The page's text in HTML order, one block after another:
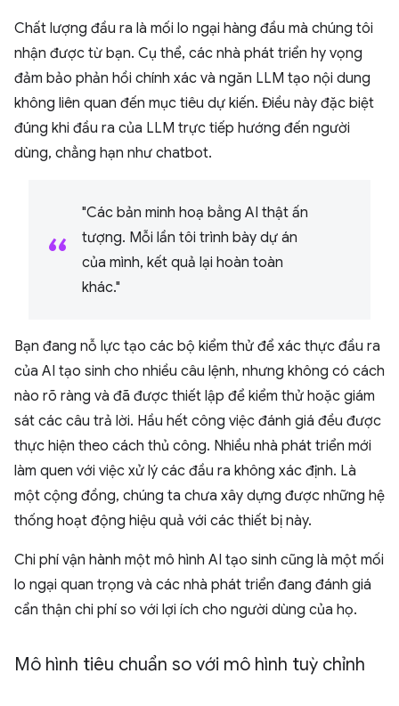
Chất lượng đầu ra là mối lo ngại hàng đầu mà chúng tôi
nhận được từ bạn. Cụ thể, các nhà phát triển hy vọng
đảm bảo phản hồi chính xác và ngăn LLM tạo nội dung
không liên quan đến mục tiêu dự kiến. Điều này đặc biệt
đúng khi đầu ra của LLM trực tiếp hướng đến người
dùng, chẳng hạn như chatbot.
"Các bản minh hoạ bằng AI thật ấn
tượng. Mỗi lần tôi trình bày dự án
của mình, kết quả lại hoàn toàn
khác."
Bạn đang nỗ lực tạo các bộ kiểm thử để xác thực đầu ra
của AI tạo sinh cho nhiều câu lệnh, nhưng không có cách
nào rõ ràng và đã được thiết lập để kiểm thử hoặc giám
sát các câu trả lời. Hầu hết công việc đánh giá đều được
thực hiện theo cách thủ công. Nhiều nhà phát triển mới
làm quen với việc xử lý các đầu ra không xác định. Là
một cộng đồng, chúng ta chưa xây dựng được những hệ
thống hoạt động hiệu quả với các thiết bị này.
Chi phí vận hành một mô hình AI tạo sinh cũng là một mối
lo ngại quan trọng và các nhà phát triển đang đánh giá
cẩn thận chi phí so với lợi ích cho người dùng của họ.
Mô hình tiêu chuẩn so với mô hình tuỳ chỉnh